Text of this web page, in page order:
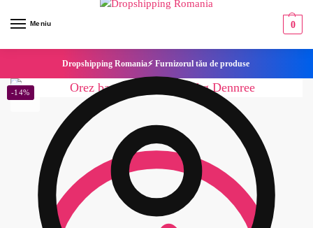
Meniu 0
Dropshipping Romania⚡ Furnizorul tău de produse
-14%